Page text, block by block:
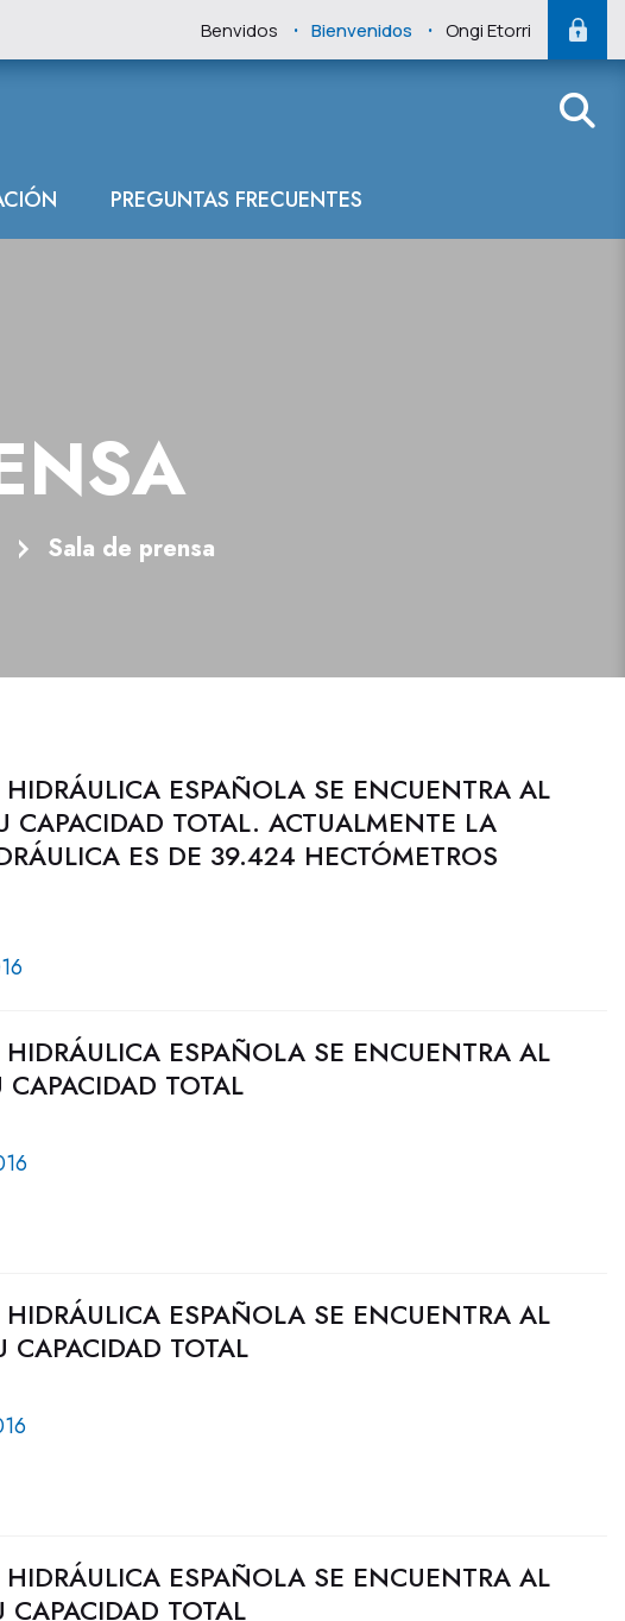
Benvidos . Bienvenidos . Ongi Etorri
PREGUNTAS FRECUENTES
Sala de prensa
HIDRÁULICA ESPAÑOLA SE ENCUENTRA AL
CAPACIDAD TOTAL. ACTUALMENTE LA
ES DE 39.424 HECTÓMETROS
HIDRÁULICA ESPAÑOLA SE ENCUENTRA AL
TOTAL
HIDRÁULICA ESPAÑOLA SE ENCUENTRA AL
CAPACIDAD TOTAL
HIDRÁULICA ESPAÑOLA SE ENCUENTRA AL
CAPACIDAD TOTAL